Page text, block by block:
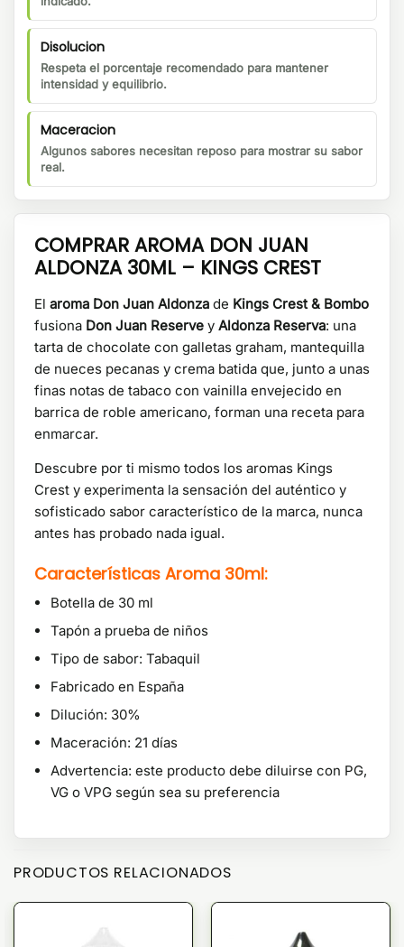
Disolucion
Respeta el porcentaje recomendado para mantener
intensidad y equilibrio.
Maceracion
Algunos sabores necesitan reposo para mostrar su sabor
real.
COMPRAR AROMA DON JUAN
ALDONZA 30ML – KINGS CREST
El aroma Don Juan Aldonza de Kings Crest & Bombo
fusiona Don Juan Reserve y Aldonza Reserva: una
tarta de chocolate con galletas graham, mantequilla
de nueces pecanas y crema batida que, junto a unas
finas notas de tabaco con vainilla envejecido en
barrica de roble americano, forman una receta para
enmarcar.
Descubre por ti mismo todos los aromas Kings
Crest y experimenta la sensación del auténtico y
sofisticado sabor característico de la marca, nunca
antes has probado nada igual.
Características Aroma 30ml:
Botella de 30 ml
Tapón a prueba de niños
Tipo de sabor: Tabaquil
Fabricado en España
Dilución: 30%
Maceración: 21 días
Advertencia: este producto debe diluirse con PG,
VG o VPG según sea su preferencia
PRODUCTOS RELACIONADOS